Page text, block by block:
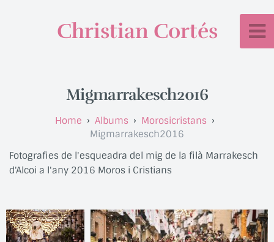
Christian Cortés
Migmarrakesch2016
Albums
Morosicristans
Migmarrakesch2016
Fotografies de l'esqueadra del mig de la filà Marrakesch
d'Alcoi a l'any 2016 Moros i Cristians